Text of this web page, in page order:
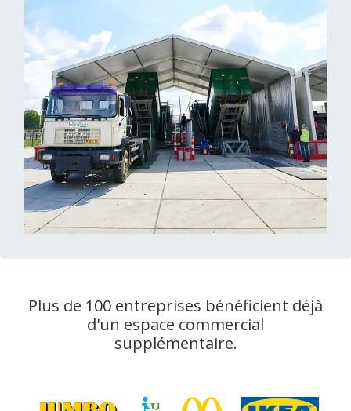
Plus de 100 entreprises bénéficient déjà
d'un espace commercial
supplémentaire.